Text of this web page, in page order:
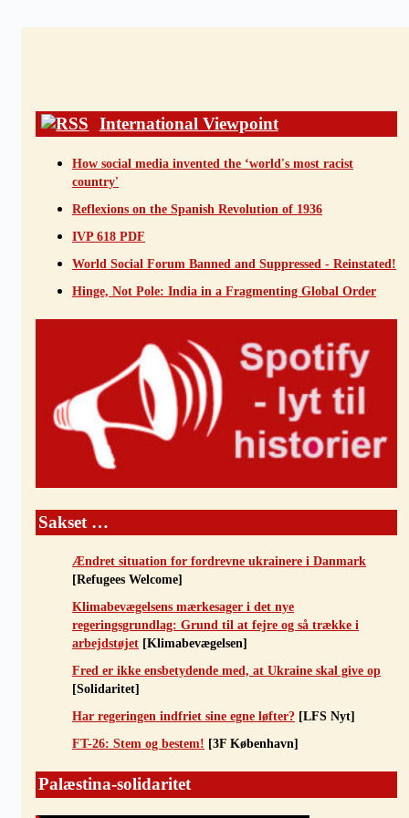
International Viewpoint
How social media invented the ‘world's most racist
country'
Reflexions on the Spanish Revolution of 1936
IVP 618 PDF
World Social Forum Banned and Suppressed - Reinstated!
Hinge, Not Pole: India in a Fragmenting Global Order
Sakset …
Ændret situation for fordrevne ukrainere i Danmark
[Refugees Welcome]
Klimabevægelsens mærkesager i det nye
regeringsgrundlag: Grund til at fejre og så trække i
arbejdstøjet [Klimabevægelsen]
Fred er ikke ensbetydende med, at Ukraine skal give op
[Solidaritet]
Har regeringen indfriet sine egne løfter? [LFS Nyt]
FT-26: Stem og bestem! [3F København]
Palæstina-solidaritet